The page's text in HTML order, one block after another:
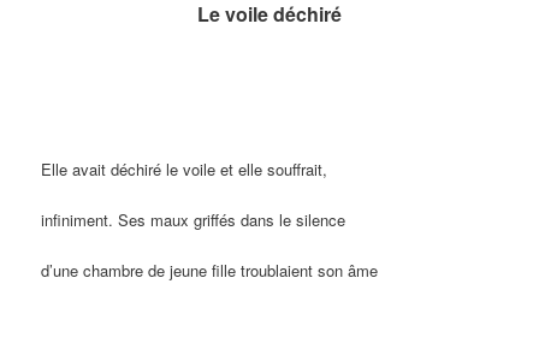
Le voile déchiré
Elle avait déchiré le voile et elle souffrait,
infiniment. Ses maux griffés dans le silence
d’une chambre de jeune fille troublaient son âme